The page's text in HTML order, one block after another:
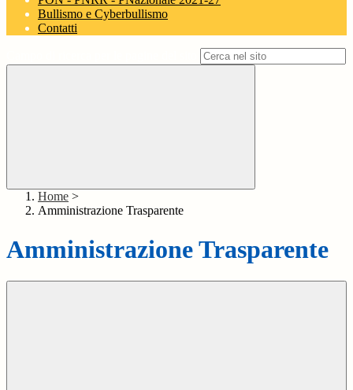
Bullismo e Cyberbullismo
Contatti
Home >
Amministrazione Trasparente
Amministrazione Trasparente